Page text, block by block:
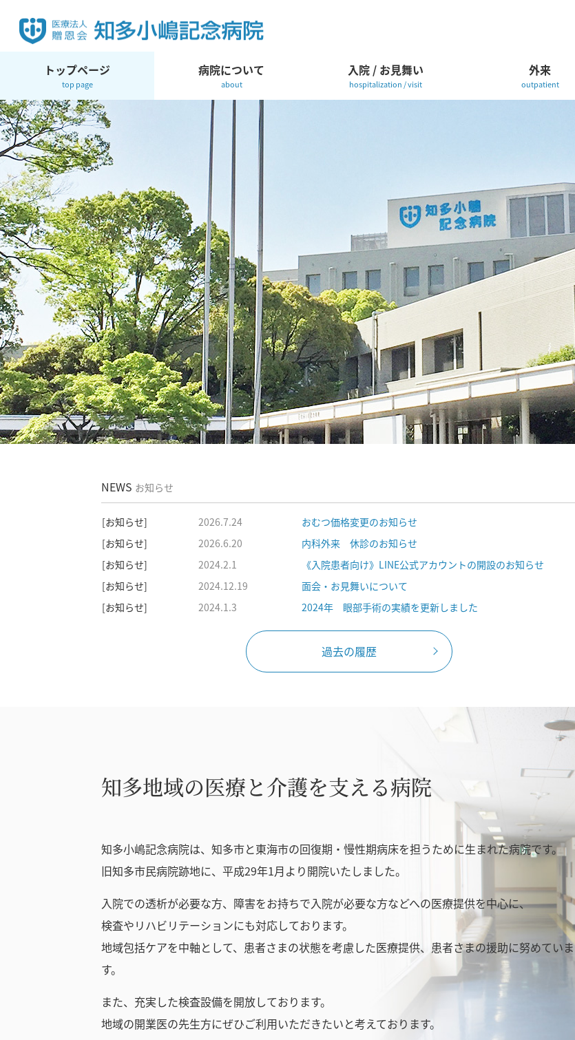
トップページ
top page
病院について
about
入院 / お見舞い
hospitalization / visit
外来
outpatient
NEWS お知らせ
[お知らせ] 2026.7.24
おむつ価格変更のお知らせ
[お知らせ]
2026.6.20
内科外来 休診のお知らせ
[お知らせ]
2024.2.1
《入院患者向け》LINE公式アカウントの開設のお知らせ
[お知らせ]
2024.12.19
面会・お見舞いについて
[お知らせ]
2024.1.3 2024年 眼部手術の実績を更新しました
過去の履歴
知多地域の医療と介護を支える病院
知多小嶋記念病院は、知多市と東海市の回復期・慢性期病床を担うために生まれた病院です。
旧知多市民病院跡地に、平成29年1月より開院いたしました。
入院での透析が必要な方、障害をお持ちで入院が必要な方などへの医療提供を中心に、
検査やリハビリテーションにも対応しております。
地域包括ケアを中軸として、患者さまの状態を考慮した医療提供、患者さまの援助に努めていま
す。
また、充実した検査設備を開放しております。
地域の開業医の先生方にぜひご利用いただきたいと考えております。